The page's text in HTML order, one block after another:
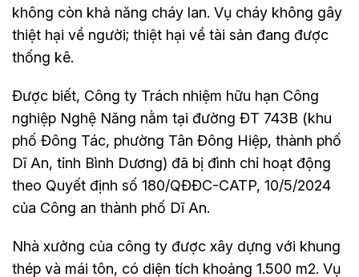
không còn khả năng cháy lan. Vụ cháy không gây
thiệt hại về người; thiệt hại về tài sản đang được
thống kê.
Được biết, Công ty Trách nhiệm hữu hạn Công
nghiệp Nghệ Năng nằm tại đường ĐT 743B (khu
phố Đông Tác, phường Tân Đông Hiệp, thành phố
Dĩ An, tỉnh Bình Dương) đã bị đình chỉ hoạt động
theo Quyết định số 180/QĐĐC-CATP, 10/5/2024
của Công an thành phố Dĩ An.
Nhà xưởng của công ty được xây dựng với khung
thép và mái tôn, có diện tích khoảng 1.500 m2. Vụ